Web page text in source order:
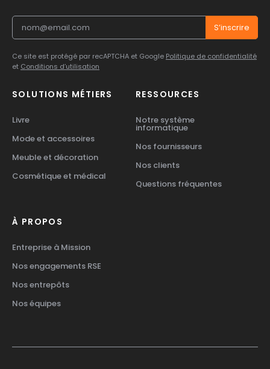
Ce site est protégé par recAPTCHA et Google Politique de confidentialité
et Conditions d’utilisation
SOLUTIONS MÉTIERS
Livre
Mode et accessoires
Meuble et décoration
Cosmétique et médical
RESSOURCES
Notre système
informatique
Nos fournisseurs
Nos clients
Questions fréquentes
À PROPOS
Entreprise à Mission
Nos engagements RSE
Nos entrepôts
Nos équipes